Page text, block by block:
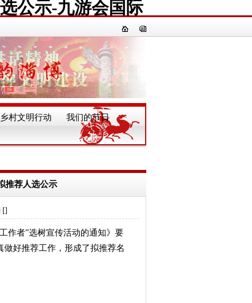
公示-九游会国际
乡村文明行动 我们的节日 一
推荐人选公示
[]
作者”选树宣传活动的通知》要
好推荐工作，形成了拟推荐名